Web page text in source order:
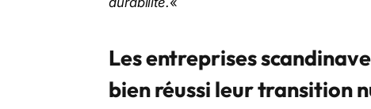
Les entreprises
bien réussi leur transition